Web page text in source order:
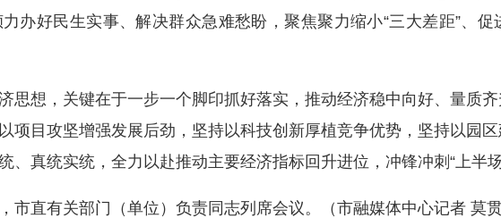
办好民生实事、解决群众急难愁盼，聚焦聚力缩小“三大差距”、
想，关键在于一步一个脚印抓好落实，推动经济稳中向好、量质齐
项目攻坚增强发展后劲，坚持以科技创新厚植竞争优势，坚持以园
真统实统，全力以赴推动主要经济指标回升进位，冲锋冲刺“上半场
直有关部门（单位）负责同志列席会议。（市融媒体中心记者 莫贯